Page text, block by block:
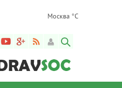
Москва °C